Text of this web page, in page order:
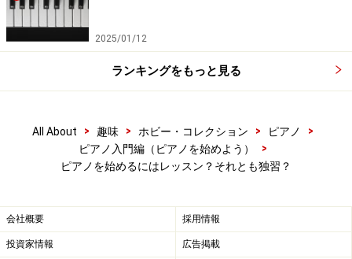
あなたはレッスン派？独習派？
2025/01/12
ランキングをもっと見る
All About > 趣味 > ホビー・コレクション > ピアノ
>
ピアノ入門編（ピアノを始めよう）
>
ピアノを始めるにはレッスン？それとも独習？
会社概要 採用情報
投資家情報 広告掲載